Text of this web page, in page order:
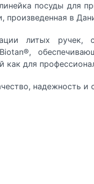
посуды для
произведенная в
литых ручек,
как для
надежность и